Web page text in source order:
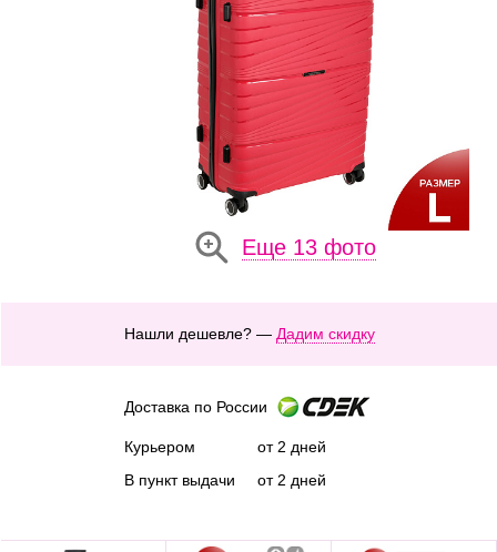
Еще 13 фото
Нашли дешевле? — Дадим скидку
Доставка по России
Курьером
В пункт выдачи
от 2 дней
от 2 дней